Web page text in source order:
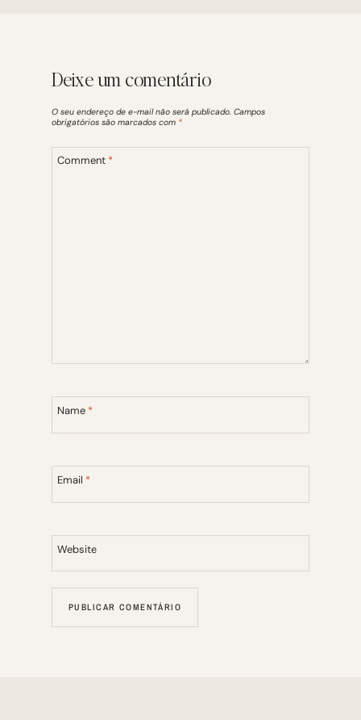
Deixe um comentário
O seu endereço de e-mail não será publicado. Campos
obrigatórios são marcados com *
Comment *
Name *
Email *
Website